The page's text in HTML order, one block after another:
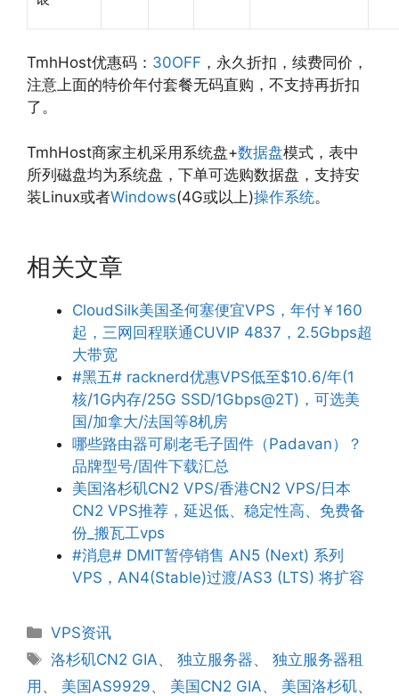
TmhHost优惠码： 30OFF ，永久折扣，续费同价，
注意上面的特价年付套餐无码直购，不支持再折扣
了。
TmhHost商家主机采用系统盘+数据盘模式，表中
所列磁盘均为系统盘，下单可选购数据盘，支持安
装Linux或者Windows(4G或以上)操作系统。
相关文章
CloudSilk美国圣何塞便宜VPS，年付￥160
起，三网回程联通CUVIP 4837，2.5Gbps超
大带宽
#黑五# racknerd优惠VPS低至$10.6/年(1
核/1G内存/25G SSD/1Gbps@2T)，可选美
国/加拿大/法国等8机房
哪些路由器可刷老毛子固件（Padavan）？
品牌型号/固件下载汇总
美国洛杉矶CN2 VPS/香港CN2 VPS/日本
CN2 VPS推荐，延迟低、稳定性高、免费备
份_搬瓦工vps
#消息# DMIT暂停销售 AN5 (Next) 系列
VPS，AN4(Stable)过渡/AS3 (LTS) 将扩容
分
类
VPS资讯
标
签
洛杉矶CN2 GIA、独立服务器、独立服务器租
用 、 美国AS9929、 美国CN2 GIA、 美国洛杉矶、